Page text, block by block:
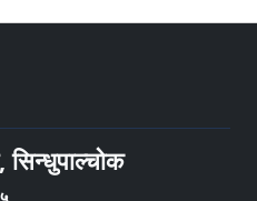
सिन्धुपाल्चोक